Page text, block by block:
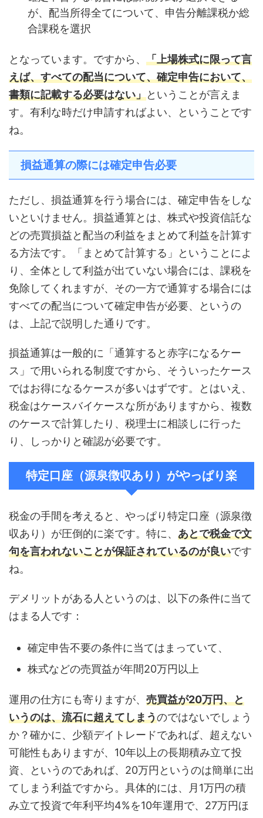
が、配当所得全てについて、申告分離課税か総
合課税を選択
となっています。ですから、 「上場株式に限って言
えば、すべての配当について、確定申告において、
書類に記載する必要はない」ということが言えま
す。有利な時だけ申請すればよい、ということです
ね。
損益通算の際には確定申告必要
ただし、損益通算を行う場合には、確定申告をしな
いといけません。損益通算とは、株式や投資信託な
どの売買損益と配当の利益をまとめて利益を計算す
る方法です。「まとめて計算する」ということによ
り、全体として利益が出ていない場合には、課税を
免除してくれますが、その一方で通算する場合には
すべての配当について確定申告が必要、というの
は、上記で説明した通りです。
損益通算は一般的に「通算すると赤字になるケー
ス」で用いられる制度ですから、そういったケース
ではお得になるケースが多いはずです。とはいえ、
税金はケースバイケースな所がありますから、複数
のケースで計算したり、税理士に相談しに行った
り、しっかりと確認が必要です。
特定口座（源泉徴収あり）がやっぱり楽
税金の手間を考えると、やっぱり特定口座（源泉徴
収あり）が圧倒的に楽です。特に、 あとで税金で文
句を言われないことが保証されているのが良いです
ね。
デメリットがある人というのは、以下の条件に当て
はまる人です：
確定申告不要の条件に当てはまっていて、
株式などの売買益が年間20万円以上
運用の仕方にも寄りますが、 売買益が20万円、と
いうのは、流石に超えてしまうのではないでしょう
か？確かに、少額デイトレードであれば、超えない
可能性もありますが、10年以上の長期積み立て投
資、というのであれば、20万円というのは簡単に出
てしまう利益ですから。具体的には、月1万円の積
み立て投資で年利平均4%を10年運用で、27万円ほ